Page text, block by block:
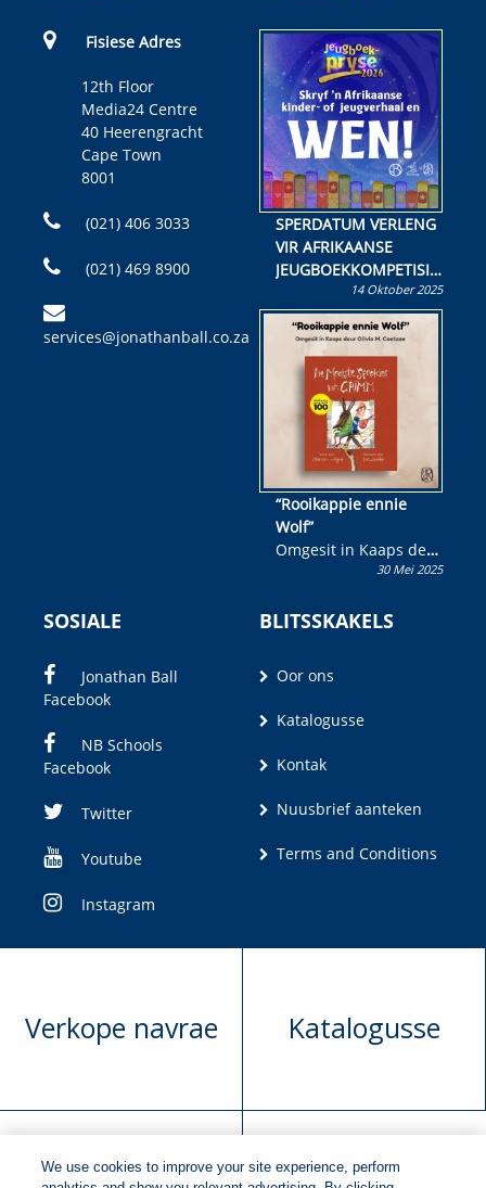
Fisiese Adres
12th Floor
Media24 Centre
40 Heerengracht
Cape Town
8001
(021) 406 3033
(021) 469 8900
services@jonathanball.co.za
SPERDATUM VERLENG
VIR AFRIKAANSE
JEUGBOEKKOMPETISIE
Skryf ’n jeugboek of
kinderboek en staan ’n
kans om R50 000 te
wen!
14 Oktober 2025
“Rooikappie ennie
Wolf”
Omgesit in Kaaps deur
Olivia M. Coetzee30 Mei 2025
SOSIALE
Jonathan Ball
Facebook
NB Schools
Facebook
Twitter
Youtube
Instagram
BLITSSKAKELS
Oor ons
Katalogusse
Kontak
Nuusbrief aanteken
Terms and Conditions
Verkope navrae Katalogusse
We use cookies to improve your site experience, perform